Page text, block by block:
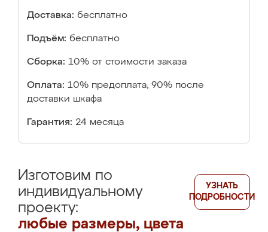
Доставка: бесплатно
Подъём: бесплатно
Сборка: 10% от стоимости заказа
Оплата: 10% предоплата, 90% после
доставки шкафа
Гарантия: 24 месяца
Изготовим по
индивидуальному
проекту:
любые размеры, цвета
УЗНАТЬ
ПОДРОБНОСТИ